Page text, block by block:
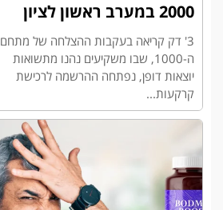
2000 במערב ראשון לציון
3' דק קריאה בעקבות ההצלחה של מתחם
ה-1000, שבו משקיעים נהנו מתשואות
יוצאות דופן, נפתחה ההרשמה לרכישת
קרקעות...